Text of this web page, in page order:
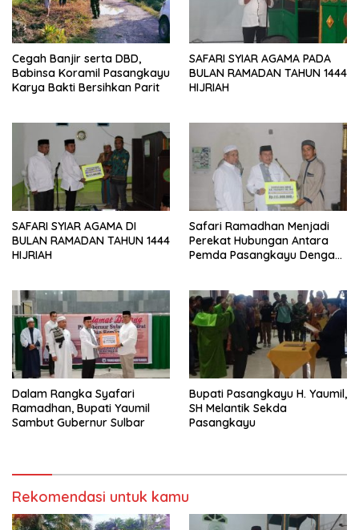
Cegah Banjir serta DBD,
Babinsa Koramil Pasangkayu
Karya Bakti Bersihkan Parit
SAFARI SYIAR AGAMA PADA
BULAN RAMADAN TAHUN 1444
HIJRIAH
SAFARI SYIAR AGAMA DI
BULAN RAMADAN TAHUN 1444
HIJRIAH
Safari Ramadhan Menjadi
Perekat Hubungan Antara
Pemda Pasangkayu Dengan
Dalam Rangka Syafari
Ramadhan, Bupati Yaumil
Sambut Gubernur Sulbar
Bupati Pasangkayu H. Yaumil,
SH Melantik Sekda
Pasangkayu
Rekomendasi untuk kamu